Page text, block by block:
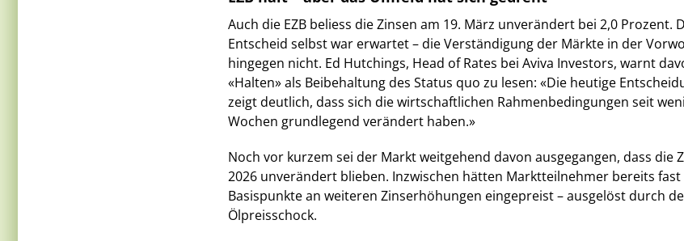
Auch die EZB beliess die Zinsen am 19. März unverändert bei 2,0 Prozent.
Entscheid selbst war erwartet – die Verständigung der Märkte in der
hingegen nicht. Ed Hutchings, Head of Rates bei Aviva Investors, warnt
«Halten» als Beibehaltung des Status quo zu lesen: «Die heutige
zeigt deutlich, dass sich die wirtschaftlichen Rahmenbedingungen seit
Wochen grundlegend verändert haben.»
Noch vor kurzem sei der Markt weitgehend davon ausgegangen, dass die
2026 unverändert blieben. Inzwischen hätten Marktteilnehmer bereits fast
Basispunkte an weiteren Zinserhöhungen eingepreist – ausgelöst durch
Ölpreisschock.